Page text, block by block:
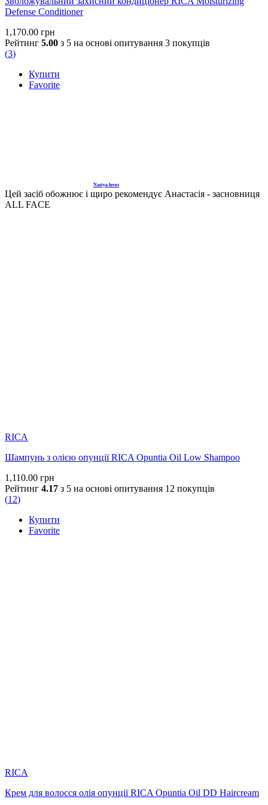
Defense Conditioner
1,170.00 грн
Рейтинг 5.00 з 5 на основі опитування 3 покупців
(3)
Купити
Favorite
Nastya loves
Цей засіб обожнює і щиро рекомендує Анастасія - засновниця
ALL FACE
RICA
Шампунь з олією опунції RICA Opuntia Oil Low Shampoo
1,110.00 грн
Рейтинг 4.17 з 5 на основі опитування 12 покупців
(12)
Купити
Favorite
RICA
Крем для волосся олія опунції RICA Opuntia Oil DD Haircream